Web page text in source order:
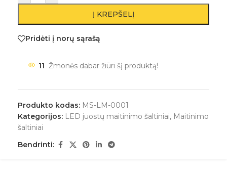
Į KREPŠELĮ
Pridėti į norų sąrašą
11 Žmonės dabar žiūri šį produktą!
Produkto kodas: MS-LM-0001
Kategorijos: LED juostų maitinimo šaltiniai, Maitinimo
šaltiniai
Bendrinti: